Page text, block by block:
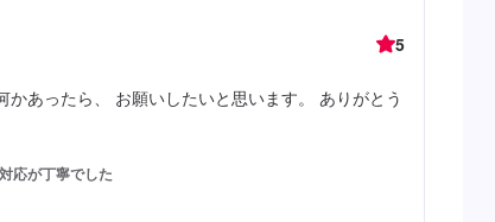
5
あったら、 お願いしたいと思います。 ありがとう
対応が丁寧でした